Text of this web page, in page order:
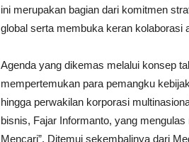
ini merupakan bagian dari komitmen
global serta membuka keran kolaborasi
Agenda yang dikemas melalui konsep
mempertemukan para pemangku
hingga perwakilan korporasi
bisnis, Fajar Informanto, yang
Mencari”. Ditemui sekembalinya dari